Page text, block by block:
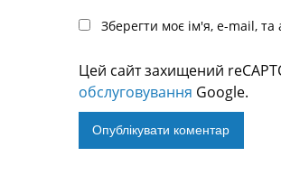
Зберегти моє ім'я, e-mail,
Цей сайт захищений
обслуговування Google.